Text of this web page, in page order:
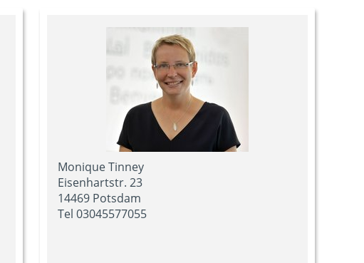
Monique Tinney
Eisenhartstr. 23
14469 Potsdam
Tel 03045577055